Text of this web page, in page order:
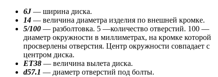
6J— ширина диска.
14 — величина диаметра изделия по внешней кромке.
5/100 — разболтовка. 5 —количество отверстий. 100 —
диаметр окружности в миллиметрах, на кромке которой
просверлены отверстия. Центр окружности совпадает с
центром диска.
ET38 — величина вылета диска.
d57.1 — диаметр отверстий под болты.